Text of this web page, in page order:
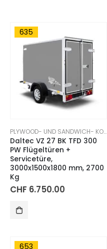
635
PLYWOOD- UND SANDWICH- KOFFERANHÄNGER
Daltec VZ 27 BK TFD 300
PW Flügeltüren +
Servicetüre,
3000x1500x1800 mm, 2700
Kg
CHF 6.750.00
653